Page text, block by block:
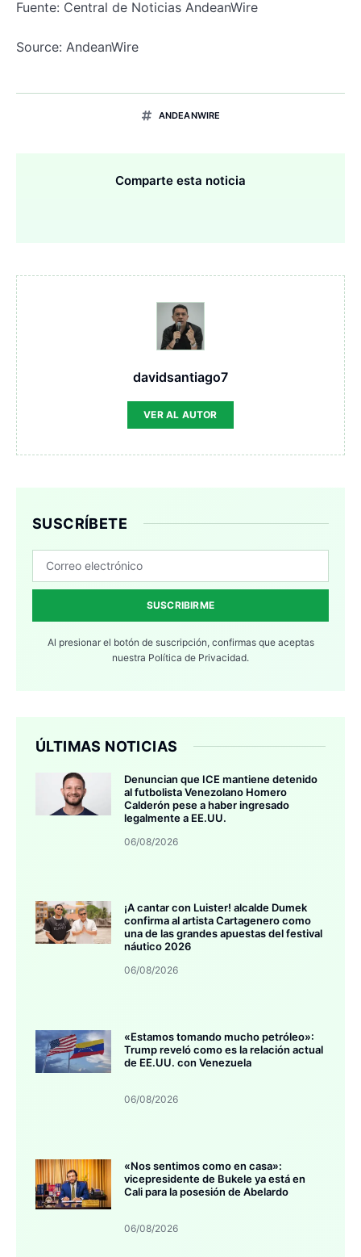
Fuente: Central de Noticias AndeanWire
Source: AndeanWire
ANDEANWIRE
Comparte esta noticia
davidsantiago7
VER AL AUTOR
SUSCRÍBETE
SUSCRIBIRME
Al presionar el botón de suscripción, confirmas que aceptas
nuestra Política de Privacidad.
ÚLTIMAS NOTICIAS
Denuncian que ICE mantiene detenido
al futbolista Venezolano Homero
Calderón pese a haber ingresado
legalmente a EE.UU.
06/08/2026
¡A cantar con Luister! alcalde Dumek
confirma al artista Cartagenero como
una de las grandes apuestas del festival
náutico 2026
06/08/2026
«Estamos tomando mucho petróleo»:
Trump reveló como es la relación actual
de EE.UU. con Venezuela
06/08/2026
«Nos sentimos como en casa»:
vicepresidente de Bukele ya está en
Cali para la posesión de Abelardo
06/08/2026